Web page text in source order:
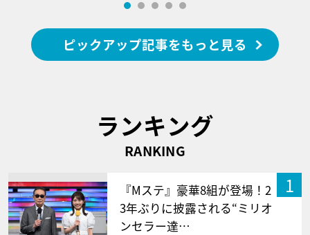
ピックアップ記事をもっと見る
ランキング
RANKING
1
『Mステ』豪華8組が登場！2
3年ぶりに披露される“ミリオ
ンセラー達…